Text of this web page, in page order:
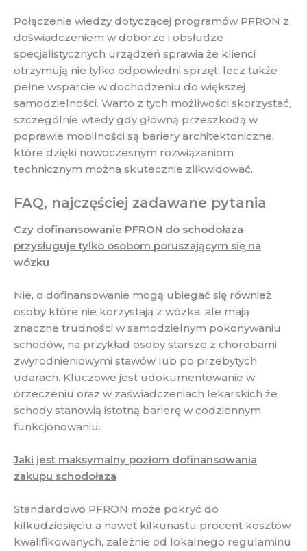
Połączenie wiedzy dotyczącej programów PFRON z
doświadczeniem w doborze i obsłudze
specjalistycznych urządzeń sprawia że klienci
otrzymują nie tylko odpowiedni sprzęt, lecz także
pełne wsparcie w dochodzeniu do większej
samodzielności. Warto z tych możliwości skorzystać,
szczególnie wtedy gdy główną przeszkodą w
poprawie mobilności są bariery architektoniczne,
które dzięki nowoczesnym rozwiązaniom
technicznym można skutecznie zlikwidować.
FAQ, najczęściej zadawane pytania
Czy dofinansowanie PFRON do schodołaza
przysługuje tylko osobom poruszającym się na
wózku
Nie, o dofinansowanie mogą ubiegać się również
osoby które nie korzystają z wózka, ale mają
znaczne trudności w samodzielnym pokonywaniu
schodów, na przykład osoby starsze z chorobami
zwyrodnieniowymi stawów lub po przebytych
udarach. Kluczowe jest udokumentowanie w
orzeczeniu oraz w zaświadczeniach lekarskich że
schody stanowią istotną barierę w codziennym
funkcjonowaniu.
Jaki jest maksymalny poziom dofinansowania
zakupu schodołaza
Standardowo PFRON może pokryć do
kilkudziesięciu a nawet kilkunastu procent kosztów
kwalifikowanych, zależnie od lokalnego regulaminu